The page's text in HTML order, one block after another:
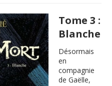
Tome 3 :
Blanche
Désormais
en
compagnie
de Gaëlle,